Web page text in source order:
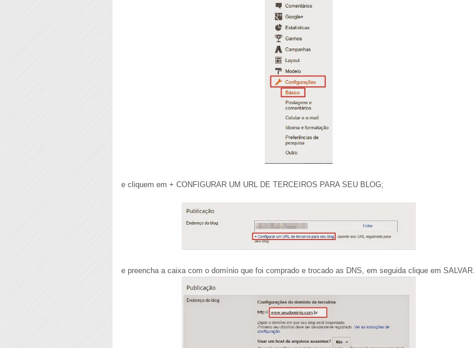
e cliquem em + CONFIGURAR UM URL DE TERCEIROS PARA SEU BLOG;
e preencha a caixa com o domínio que foi comprado e trocado as DNS, em seguida clique em SALVAR.